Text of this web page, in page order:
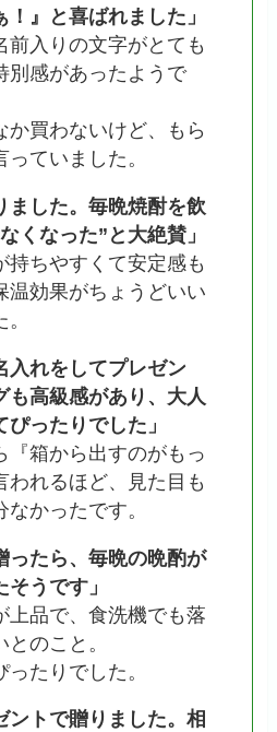
』と喜ばれました」
前入りの文字がとても
別感があったようで
か買わないけど、もら
ていました。
ました。毎晩焼酎を飲
くなった”と大絶賛」
持ちやすくて安定感も
温効果がちょうどいい
入れをしてプレゼン
も高級感があり、大人
ったりでした」
『箱から出すのがもっ
われるほど、見た目も
かったです。
ったら、毎晩の晩酌が
うです」
上品で、食洗機でも落
のこと。
たりでした。
ントで贈りました。相